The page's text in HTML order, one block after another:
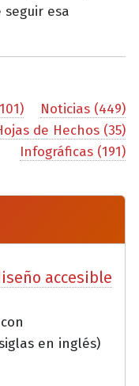
seguir esa
Noticias (449)
de Hechos (35)
Infográficas (191)
accesible
en inglés)